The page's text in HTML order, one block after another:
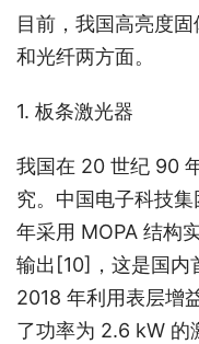
目前，我国高亮度
和光纤两方面。
1. 板条激光器
我国在 20 世纪 90
究。中国电子科技
年采用 MOPA 结构
输出 [10] ，这是国
2018 年利用表层增
了功率为 2.6 kW 的